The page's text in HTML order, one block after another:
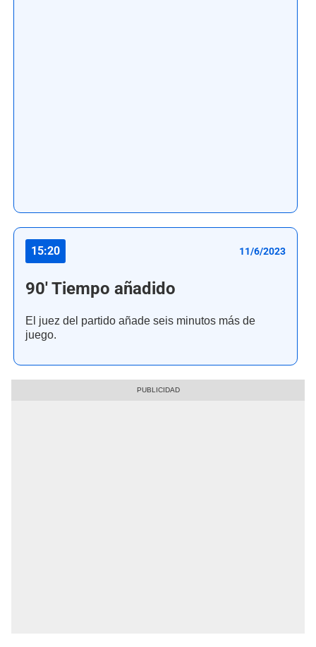
15:20 11/6/2023
90' Tiempo añadido
El juez del partido añade seis minutos más de
juego.